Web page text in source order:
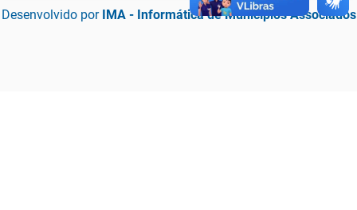
Desenvolvido por IMA - Informática de Municípios Associados